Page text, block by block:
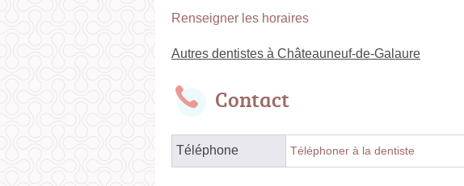
Renseigner les horaires
Autres dentistes à Châteauneuf-de-Galaure
Contact
Téléphone Téléphoner à la dentiste